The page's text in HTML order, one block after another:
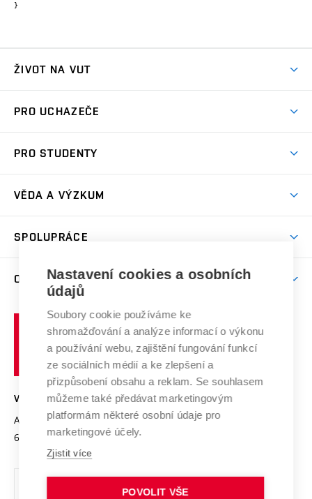
}
ŽIVOT NA VUT
Koleje
Sport na VUT
PRO UCHAZEČE
Dny otevřených dveří
Celoživotní vzdělávání
E-přihláška
PRO STUDENTY
Harmonogram akademického roku
Závěrečné práce
Doktorské studium
Zpracování osobních údajů studentů
Sociální bezpečí
Studium bez bariér
Podpora podnikání
VĚDA A VÝZKUM
Mezinárodní vědecká rada
Systém zajišťování kvality výzkumu
Výzkumné infrastruktury
Transfer znalostí
Open Science
Projekty
Projekty ze strukturálních fondů
Specifický výzkum
SPOLUPRÁCE
Firemní spolupráce
Zahraniční spolupráce
Spolupráce se školami
Mezinárodní dohody
Univerzitní sítě
O UNIVERZITĚ
Profil univerzity
Udržitelná univerzita
Podnikavá univerzita / ContriBUTe
Bezpečná univerzita
Vyznamenání
Organizační struktura
Ochrana osobních údajů
učení
technické
Brně
VYSOKÉ UČENÍ TECHNICKÉ V BRNĚ
Antonínská 548/1
602 00 Brno
www.vut.cz
vut@vutbr.cz
Nastavení cookies a osobních
údajů
Soubory cookie používáme ke
shromažďování a analýze informací o výkonu
a používání webu, zajištění fungování funkcí
ze sociálních médií a ke zlepšení a
přizpůsobení obsahu a reklam. Se souhlasem
můžeme také předávat marketingovým
platformám některé osobní údaje pro
marketingové účely.
Zjistit více
POVOLIT VŠE